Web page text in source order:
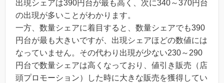
出現シェアは390円台が最も高く、次に340～370円台
の出現が多いことがわかります。
一方、数量シェアに着目すると、数量シェアでも390
円台が最も大きいですが、出現シェアほどの数値には
なっていません。その代わり出現が少ない230～290
円台で数量シェアは高くなっており、値引き販売（店
頭プロモーション）した時に大きな販売を獲得してい